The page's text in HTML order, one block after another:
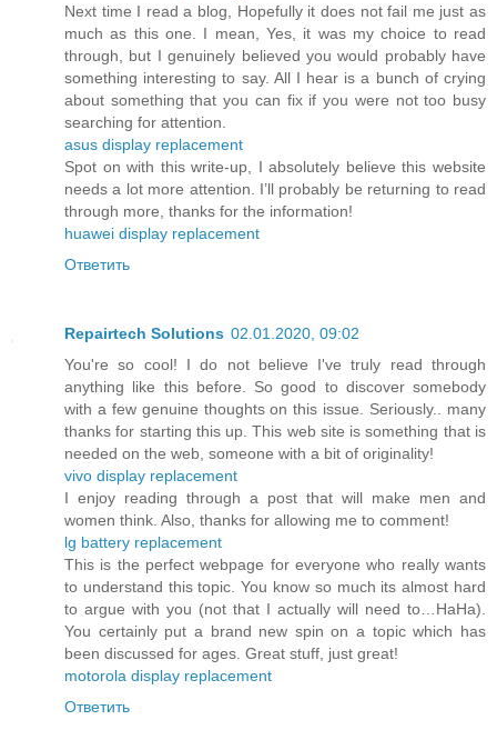
Next time I read a blog, Hopefully it does not fail me just as
much as this one. I mean, Yes, it was my choice to read
through, but I genuinely believed you would probably have
something interesting to say. All I hear is a bunch of crying
about something that you can fix if you were not too busy
searching for attention.
asus display replacement
Spot on with this write-up, I absolutely believe this website
needs a lot more attention. I’ll probably be returning to read
through more, thanks for the information!
huawei display replacement
Ответить
Repairtech Solutions 02.01.2020, 09:02
You're so cool! I do not believe I've truly read through
anything like this before. So good to discover somebody
with a few genuine thoughts on this issue. Seriously.. many
thanks for starting this up. This web site is something that is
needed on the web, someone with a bit of originality!
vivo display replacement
I enjoy reading through a post that will make men and
women think. Also, thanks for allowing me to comment!
lg battery replacement
This is the perfect webpage for everyone who really wants
to understand this topic. You know so much its almost hard
to argue with you (not that I actually will need to…HaHa).
You certainly put a brand new spin on a topic which has
been discussed for ages. Great stuff, just great!
motorola display replacement
Ответить